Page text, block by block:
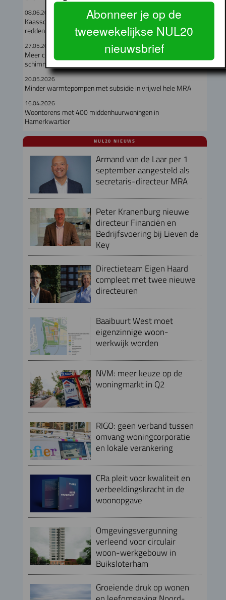
08.06.2026
Kaasschaaf over onderhoudskosten gaat corporaties niet
redden
27.05.2026
Meer corporatiehuurders geholpen, maar vocht- en
schimmelproblematiek blijft hardnekkig
20.05.2026
Minder warmtepompen met subsidie in vrijwel hele MRA
16.04.2026
Woontorens met 400 middenhuurwoningen in
Hamerkwartier
NUL20 NIEUWS
Armand van de Laar per 1
september aangesteld als
secretaris-directeur MRA
Peter Kranenburg nieuwe
directeur Financiën en
Bedrijfsvoering bij Lieven de
Key
Directieteam Eigen Haard
compleet met twee nieuwe
directeuren
Baaibuurt West moet
eigenzinnige woon-
werkwijk worden
NVM: meer keuze op de
woningmarkt in Q2
RIGO: geen verband tussen
omvang woningcorporatie
en lokale verankering
CRa pleit voor kwaliteit en
verbeeldingskracht in de
woonopgave
Omgevingsvergunning
verleend voor circulair
woon-werkgebouw in
Buiksloterham
Groeiende druk op wonen
Abonneer je op de
tweewekelijkse NUL20
nieuwsbrief